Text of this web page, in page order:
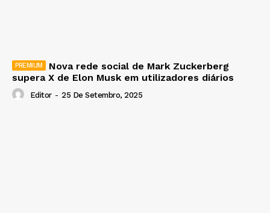
Nova rede social de Mark Zuckerberg
supera X de Elon Musk em utilizadores diários
Editor - 25 De Setembro, 2025